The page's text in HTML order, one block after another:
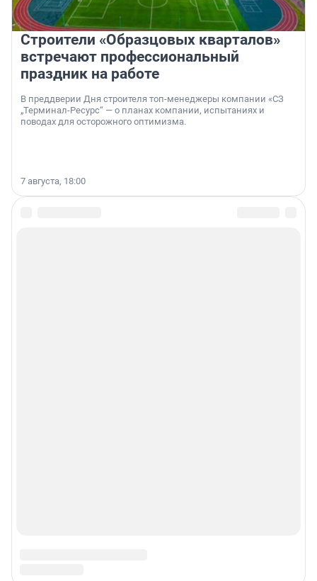
Строители «Образцовых кварталов»
встречают профессиональный
праздник на работе
В преддверии Дня строителя топ-менеджеры компании «СЗ
„Терминал-Ресурс“ — о планах компании, испытаниях и
поводах для осторожного оптимизма.
7 августа, 18:00